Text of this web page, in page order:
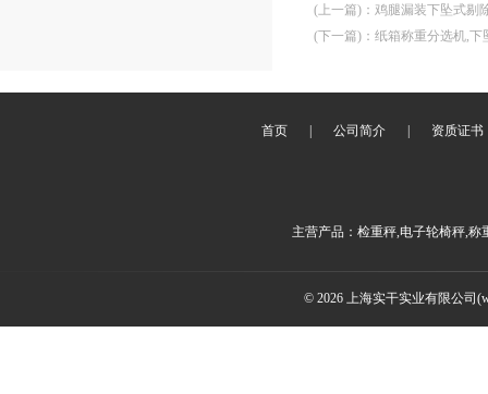
(上一篇) ： 鸡腿漏装下坠式剔
(下一篇) ： 纸箱称重分选机,下
首页 公司简介 资质证书
主营产品：检重秤,电子轮椅秤,
© 2026 上海实干实业有限公司